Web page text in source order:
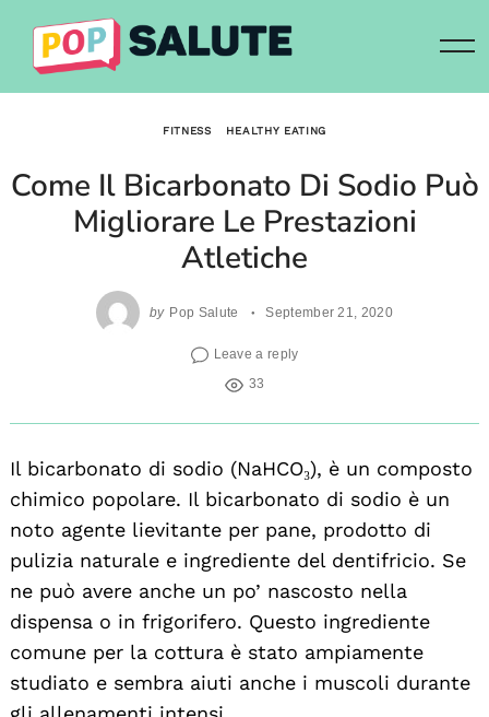
content
FITNESS HEALTHY EATING
Come Il Bicarbonato Di Sodio Può
Migliorare Le Prestazioni
Atletiche
by Pop Salute September 21, 2020
Leave a reply
33
Il bicarbonato di sodio (NaHCO₃), è un composto
chimico popolare. Il bicarbonato di sodio è un
noto agente lievitante per pane, prodotto di
pulizia naturale e ingrediente del dentifricio. Se
ne può avere anche un po’ nascosto nella
dispensa o in frigorifero. Questo ingrediente
comune per la cottura è stato ampiamente
studiato e sembra aiuti anche i muscoli durante